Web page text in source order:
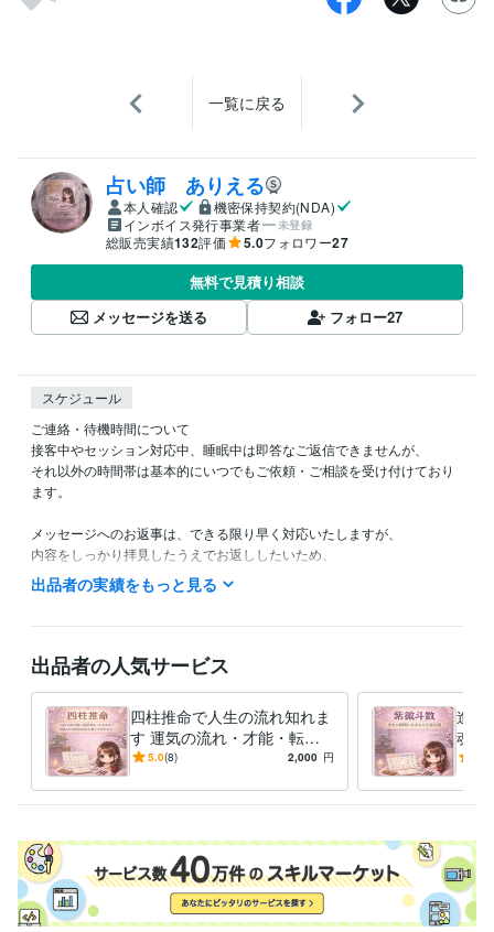
一覧に戻る
占い師 ありえる
本人確認
機密保持契約(NDA)
インボイス発行事業者
未登録
総販売実績132評価 5.0フォロワー27
無料で見積り相談
メッセージを送る
フォロー27
スケジュール
ご連絡・待機時間について
接客中やセッション対応中、睡眠中は即答なご返信できませんが、
それ以外の時間帯は基本的にいつでもご依頼・ご相談を受け付けており
ます。
メッセージへのお返事は、できる限り早く対応いたしますが、
内容をしっかり拝見したうえでお返ししたいため、
少しお時間をいただく場合がございます。
経験職種
ライフスタイル・その他 / 講師・インストラクター 経験年数 : 4年
ライフスタイル・その他 / カウンセラー・コーチ 経験年数 : 4年
職歴
伝蜜ヒーリング＆占術オフィス（個人事業） 1999年3月 ~ 現在 20
出品者の実績をもっと見る
出品者の人気サービス
四柱推命で人生の流れ知れま
す 運気の流れ・才能・転機
を丁寧に鑑定します
5.0(8) 2,000 円
進
魂の
示す